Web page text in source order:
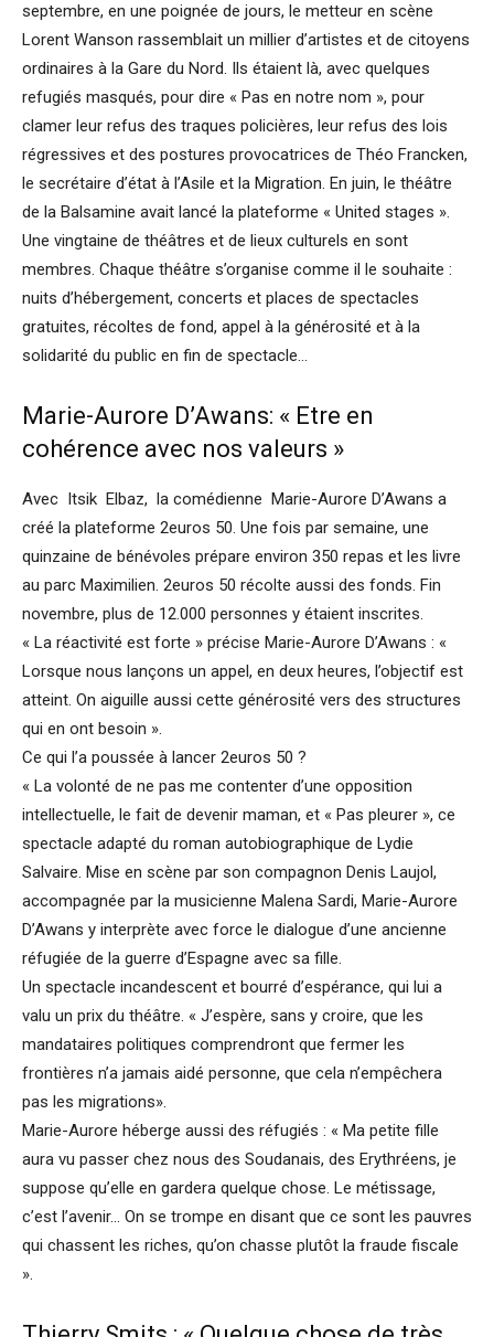
septembre, en une poignée de jours, le metteur en scène
Lorent Wanson rassemblait un millier d’artistes et de citoyens
ordinaires à la Gare du Nord. Ils étaient là, avec quelques
refugiés masqués, pour dire « Pas en notre nom », pour
clamer leur refus des traques policières, leur refus des lois
régressives et des postures provocatrices de Théo Francken,
le secrétaire d’état à l’Asile et la Migration. En juin, le théâtre
de la Balsamine avait lancé la plateforme « United stages ».
Une vingtaine de théâtres et de lieux culturels en sont
membres. Chaque théâtre s’organise comme il le souhaite :
nuits d’hébergement, concerts et places de spectacles
gratuites, récoltes de fond, appel à la générosité et à la
solidarité du public en fin de spectacle…
Marie-Aurore D’Awans: « Etre en
cohérence avec nos valeurs »
Avec Itsik Elbaz, la comédienne Marie-Aurore D’Awans a
créé la plateforme 2euros 50. Une fois par semaine, une
quinzaine de bénévoles prépare environ 350 repas et les livre
au parc Maximilien. 2euros 50 récolte aussi des fonds. Fin
novembre, plus de 12.000 personnes y étaient inscrites.
« La réactivité est forte » précise Marie-Aurore D’Awans : «
Lorsque nous lançons un appel, en deux heures, l’objectif est
atteint. On aiguille aussi cette générosité vers des structures
qui en ont besoin ».
Ce qui l’a poussée à lancer 2euros 50 ?
« La volonté de ne pas me contenter d’une opposition
intellectuelle, le fait de devenir maman, et « Pas pleurer », ce
spectacle adapté du roman autobiographique de Lydie
Salvaire. Mise en scène par son compagnon Denis Laujol,
accompagnée par la musicienne Malena Sardi, Marie-Aurore
D’Awans y interprète avec force le dialogue d’une ancienne
réfugiée de la guerre d’Espagne avec sa fille.
Un spectacle incandescent et bourré d’espérance, qui lui a
valu un prix du théâtre. « J’espère, sans y croire, que les
mandataires politiques comprendront que fermer les
frontières n’a jamais aidé personne, que cela n’empêchera
pas les migrations».
Marie-Aurore héberge aussi des réfugiés : « Ma petite fille
aura vu passer chez nous des Soudanais, des Erythréens, je
suppose qu’elle en gardera quelque chose. Le métissage,
c’est l’avenir… On se trompe en disant que ce sont les pauvres
qui chassent les riches, qu’on chasse plutôt la fraude fiscale
».